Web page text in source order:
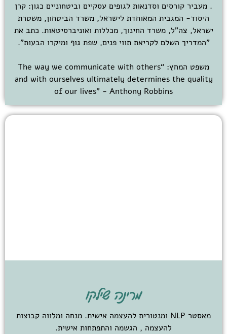
. מעביר קורסים וסדנאות לגופים עסקיים וביטחוניים כגון: קרן
היסוד- המגבית המאוחדת לישראל, משרד הביטחון, משטרת
ישראל, צה"ל, משרד החינוך, מכללות ואוניברסיטאות. כתב את
"המדריך השלם לקריאת תווי פנים, שפת גוף ומיקרו הבעות".
משפט המחץ: “The way we communicate with others
and with ourselves ultimately determines the quality
of our lives” - Anthony Robbins
מרינה שילקו
מאסטר NLP ומנטורית להעצמה אישית. מנחה ומלווה קבוצות
להעצמה , הגשמה והתפתחות אישית.